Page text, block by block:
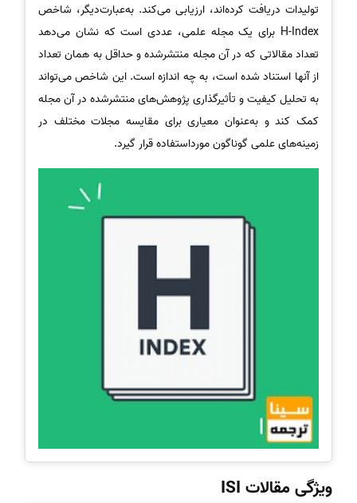
تولیدات دریافت کرده‌اند، ارزیابی می‌کند. به‌عبارت‌دیگر، شاخص
H-Index برای یک مجله علمی، عددی است که نشان می‌دهد
تعداد مقالاتی که در آن مجله منتشرشده و حداقل به همان تعداد
از آنها استناد شده است، به چه اندازه است. این شاخص می‌تواند
به تحلیل کیفیت و تأثیرگذاری پژوهش‌های منتشرشده در آن مجله
کمک کند و به‌عنوان معیاری برای مقایسه مجلات مختلف در
زمینه‌های علمی گوناگون مورداستفاده قرار گیرد.
ویژگی مقالات ISI